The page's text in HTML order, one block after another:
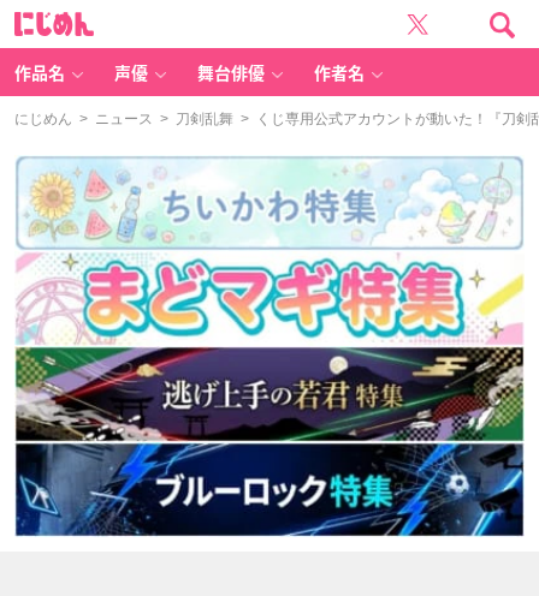
作品名 声優 舞台俳優 作者名
にじめん > ニュース > 刀剣乱舞 > くじ専用公式アカウントが動いた！『刀剣